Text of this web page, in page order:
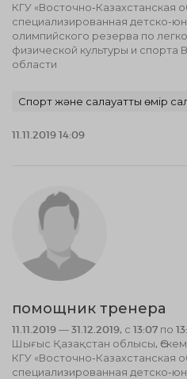
КГУ «Восточно-Казахстанская
специализированная детско-
олимпийского резерва по
физической культуры и спорта
области
Спорт және салауатты өмір
11.11.2019 14:09
помощник тренера
11.11.2019 — 31.12.2019, с 13:07 по
Шығыс Қазақстан облысы,
КГУ «Восточно-Казахстанская
специализированная детско-